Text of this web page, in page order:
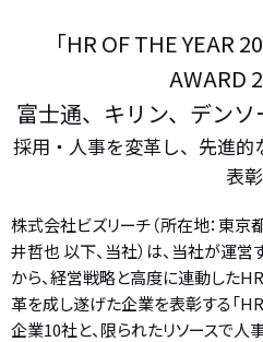
「HR OF THE YEAR
AWARD
富士通、キリン、デン
採用・人事を変革し、先進
表彰
株式会社ビズリーチ（所在地：東
井哲也 以下、当社）は、当社が運
から、経営戦略と高度に連動した
革を成し遂げた企業を表彰する「
企業10社と、限られたリソースで